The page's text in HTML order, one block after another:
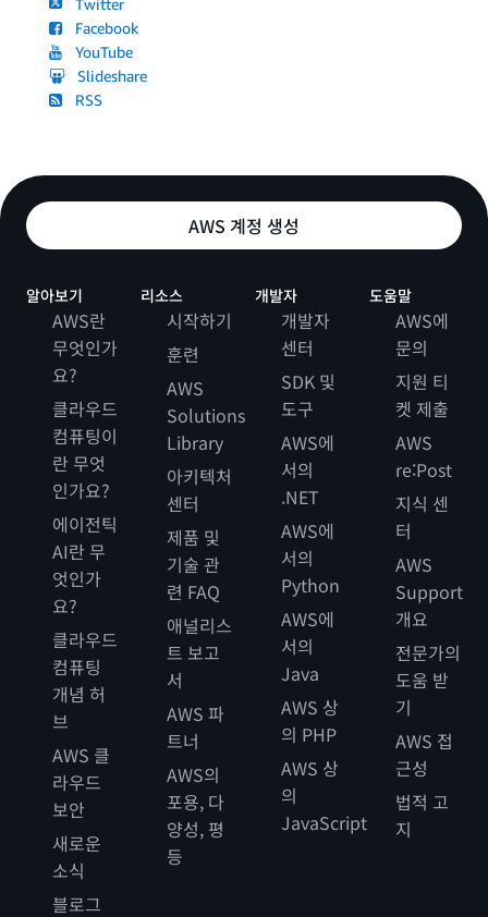
Twitter
Facebook
YouTube
Slideshare
RSS
AWS 계정 생성
알아보기
AWS란
무엇인가
요?
클라우드
컴퓨팅이
란 무엇
인가요?
에이전틱
AI란 무
엇인가
요?
클라우드
컴퓨팅
개념 허
브
AWS 클
라우드
보안
새로운
소식
블로그
리소스
시작하기
훈련
AWS
Solutions
Library
아키텍처
센터
제품 및
기술 관
련 FAQ
애널리스
트 보고
서
AWS 파
트너
AWS의
포용, 다
양성, 평
등
개발자
개발자
센터
SDK 및
도구
AWS에
서의
.NET
AWS에
서의
Python
AWS에
서의
Java
AWS 상
의 PHP
AWS 상
의
JavaScript
도움말
AWS에
문의
지원 티
켓 제출
AWS
re:Post
지식 센
터
AWS
Support
개요
전문가의
도움 받
기
AWS 접
근성
법적 고
지